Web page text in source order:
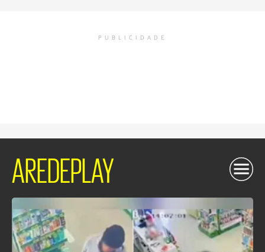
PUBLICIDADE
AREDEPLAY